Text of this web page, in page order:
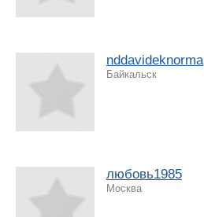
nddavideknorma
Байкальск
любовь1985
Москва